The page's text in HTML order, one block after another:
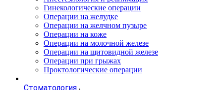
Гинекологические операции
Операции на желудке
Операции на желчном пузыре
Операции на коже
Операции на молочной железе
Операции на щитовидной железе
Операции при грыжах
Проктологические операции
Стоматология